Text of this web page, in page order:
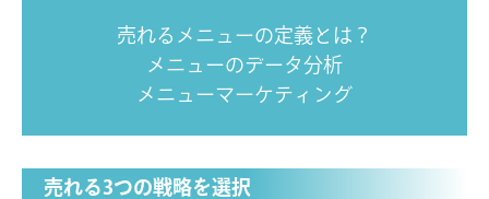
売れるメニューの定義とは？
メニューのデータ分析
メニューマーケティング
売れる3つの戦略を選択